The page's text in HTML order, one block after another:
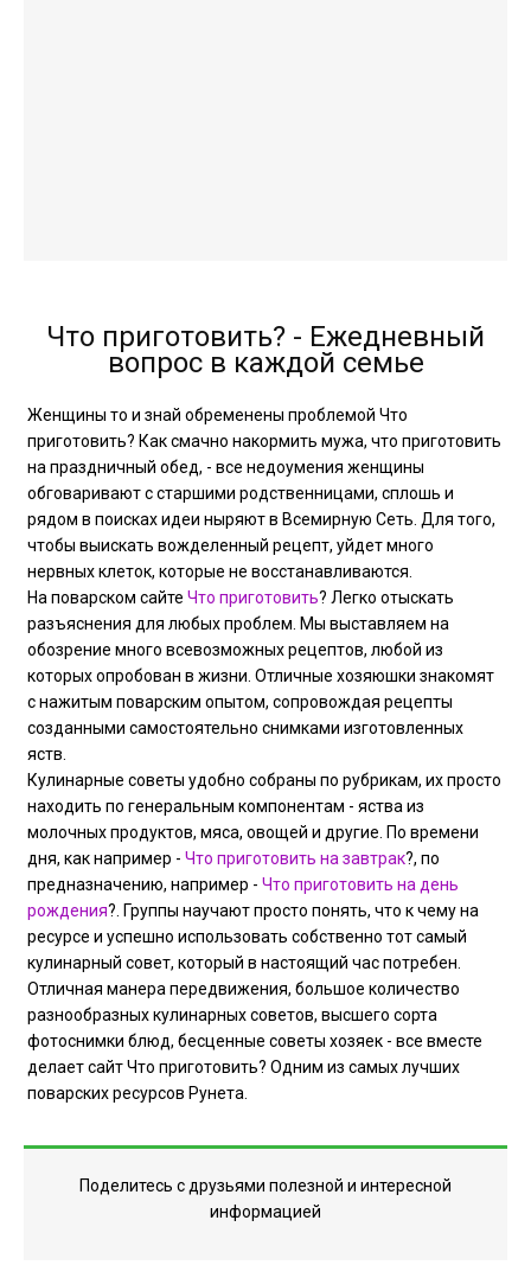
Что приготовить? - Ежедневный
вопрос в каждой семье
Женщины то и знай обременены проблемой Что
приготовить? Как смачно накормить мужа, что приготовить
на праздничный обед, - все недоумения женщины
обговаривают с старшими родственницами, сплошь и
рядом в поисках идеи ныряют в Всемирную Сеть. Для того,
чтобы выискать вожделенный рецепт, уйдет много
нервных клеток, которые не восстанавливаются.
На поварском сайте Что приготовить? Легко отыскать
разъяснения для любых проблем. Мы выставляем на
обозрение много всевозможных рецептов, любой из
которых опробован в жизни. Отличные хозяюшки знакомят
с нажитым поварским опытом, сопровождая рецепты
созданными самостоятельно снимками изготовленных
яств.
Кулинарные советы удобно собраны по рубрикам, их просто
находить по генеральным компонентам - яства из
молочных продуктов, мяса, овощей и другие. По времени
дня, как например - Что приготовить на завтрак?, по
предназначению, например - Что приготовить на день
рождения?. Группы научают просто понять, что к чему на
ресурсе и успешно использовать собственно тот самый
кулинарный совет, который в настоящий час потребен.
Отличная манера передвижения, большое количество
разнообразных кулинарных советов, высшего сорта
фотоснимки блюд, бесценные советы хозяек - все вместе
делает сайт Что приготовить? Одним из самых лучших
поварских ресурсов Рунета.
Поделитесь с друзьями полезной и интересной
информацией